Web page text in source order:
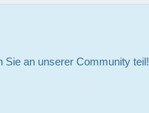
Sie an unserer Community teil!